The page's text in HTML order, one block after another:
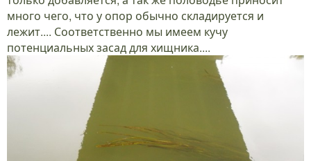
много чего, что у опор обычно складируется и
лежит.... Соответственно мы имеем кучу
потенциальных засад для хищника....